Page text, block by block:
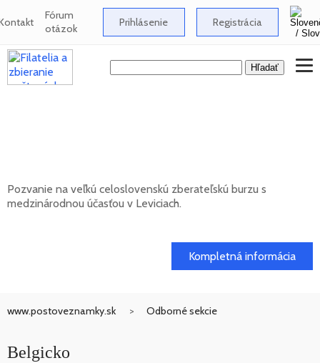
Fórum
otázok Prihlásenie Registrácia
Pozvanie na veľkú celoslovenskú zberateľskú burzu s
medzinárodnou účasťou v Leviciach.
Kompletná informácia
www.postoveznamky.sk Odborné sekcie
Belgicko